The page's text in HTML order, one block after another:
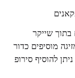
בתוך שייקר
מוסיפים כדור
להוסיף סירופ